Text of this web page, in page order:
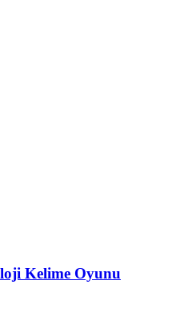
Kelime Oyunu